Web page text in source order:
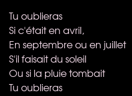
Tu oublieras
Si c'était en avril,
En septembre ou en juillet
S'il faisait du soleil
Ou si la pluie tombait
Tu oublieras